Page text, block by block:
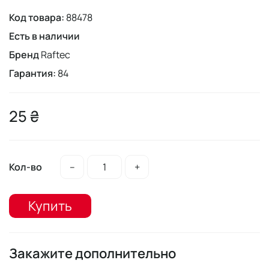
Код товара: 88478
Есть в наличии
БрендRaftec
Гарантия: 84
25 ₴
Кол-во – +
Купить
Закажите дополнительно